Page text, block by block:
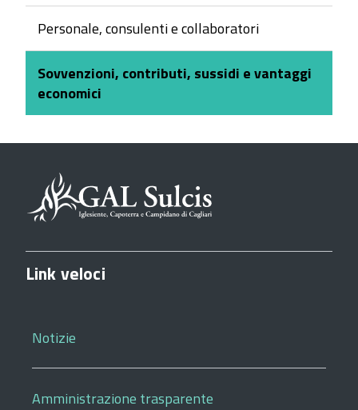
Personale, consulenti e collaboratori
Sovvenzioni, contributi, sussidi e vantaggi
economici
Link veloci
Notizie
Amministrazione trasparente